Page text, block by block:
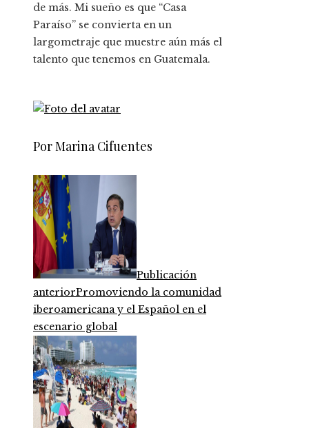
de más. Mi sueño es que “Casa
Paraíso” se convierta en un
largometraje que muestre aún más el
talento que tenemos en Guatemala.
Por Marina Cifuentes
Publicación
anteriorPromoviendo la comunidad
iberoamericana y el Español en el
escenario global